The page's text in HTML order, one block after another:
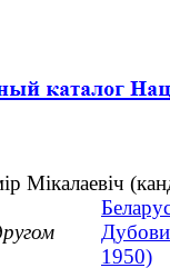
Мікалаевіч
1950)